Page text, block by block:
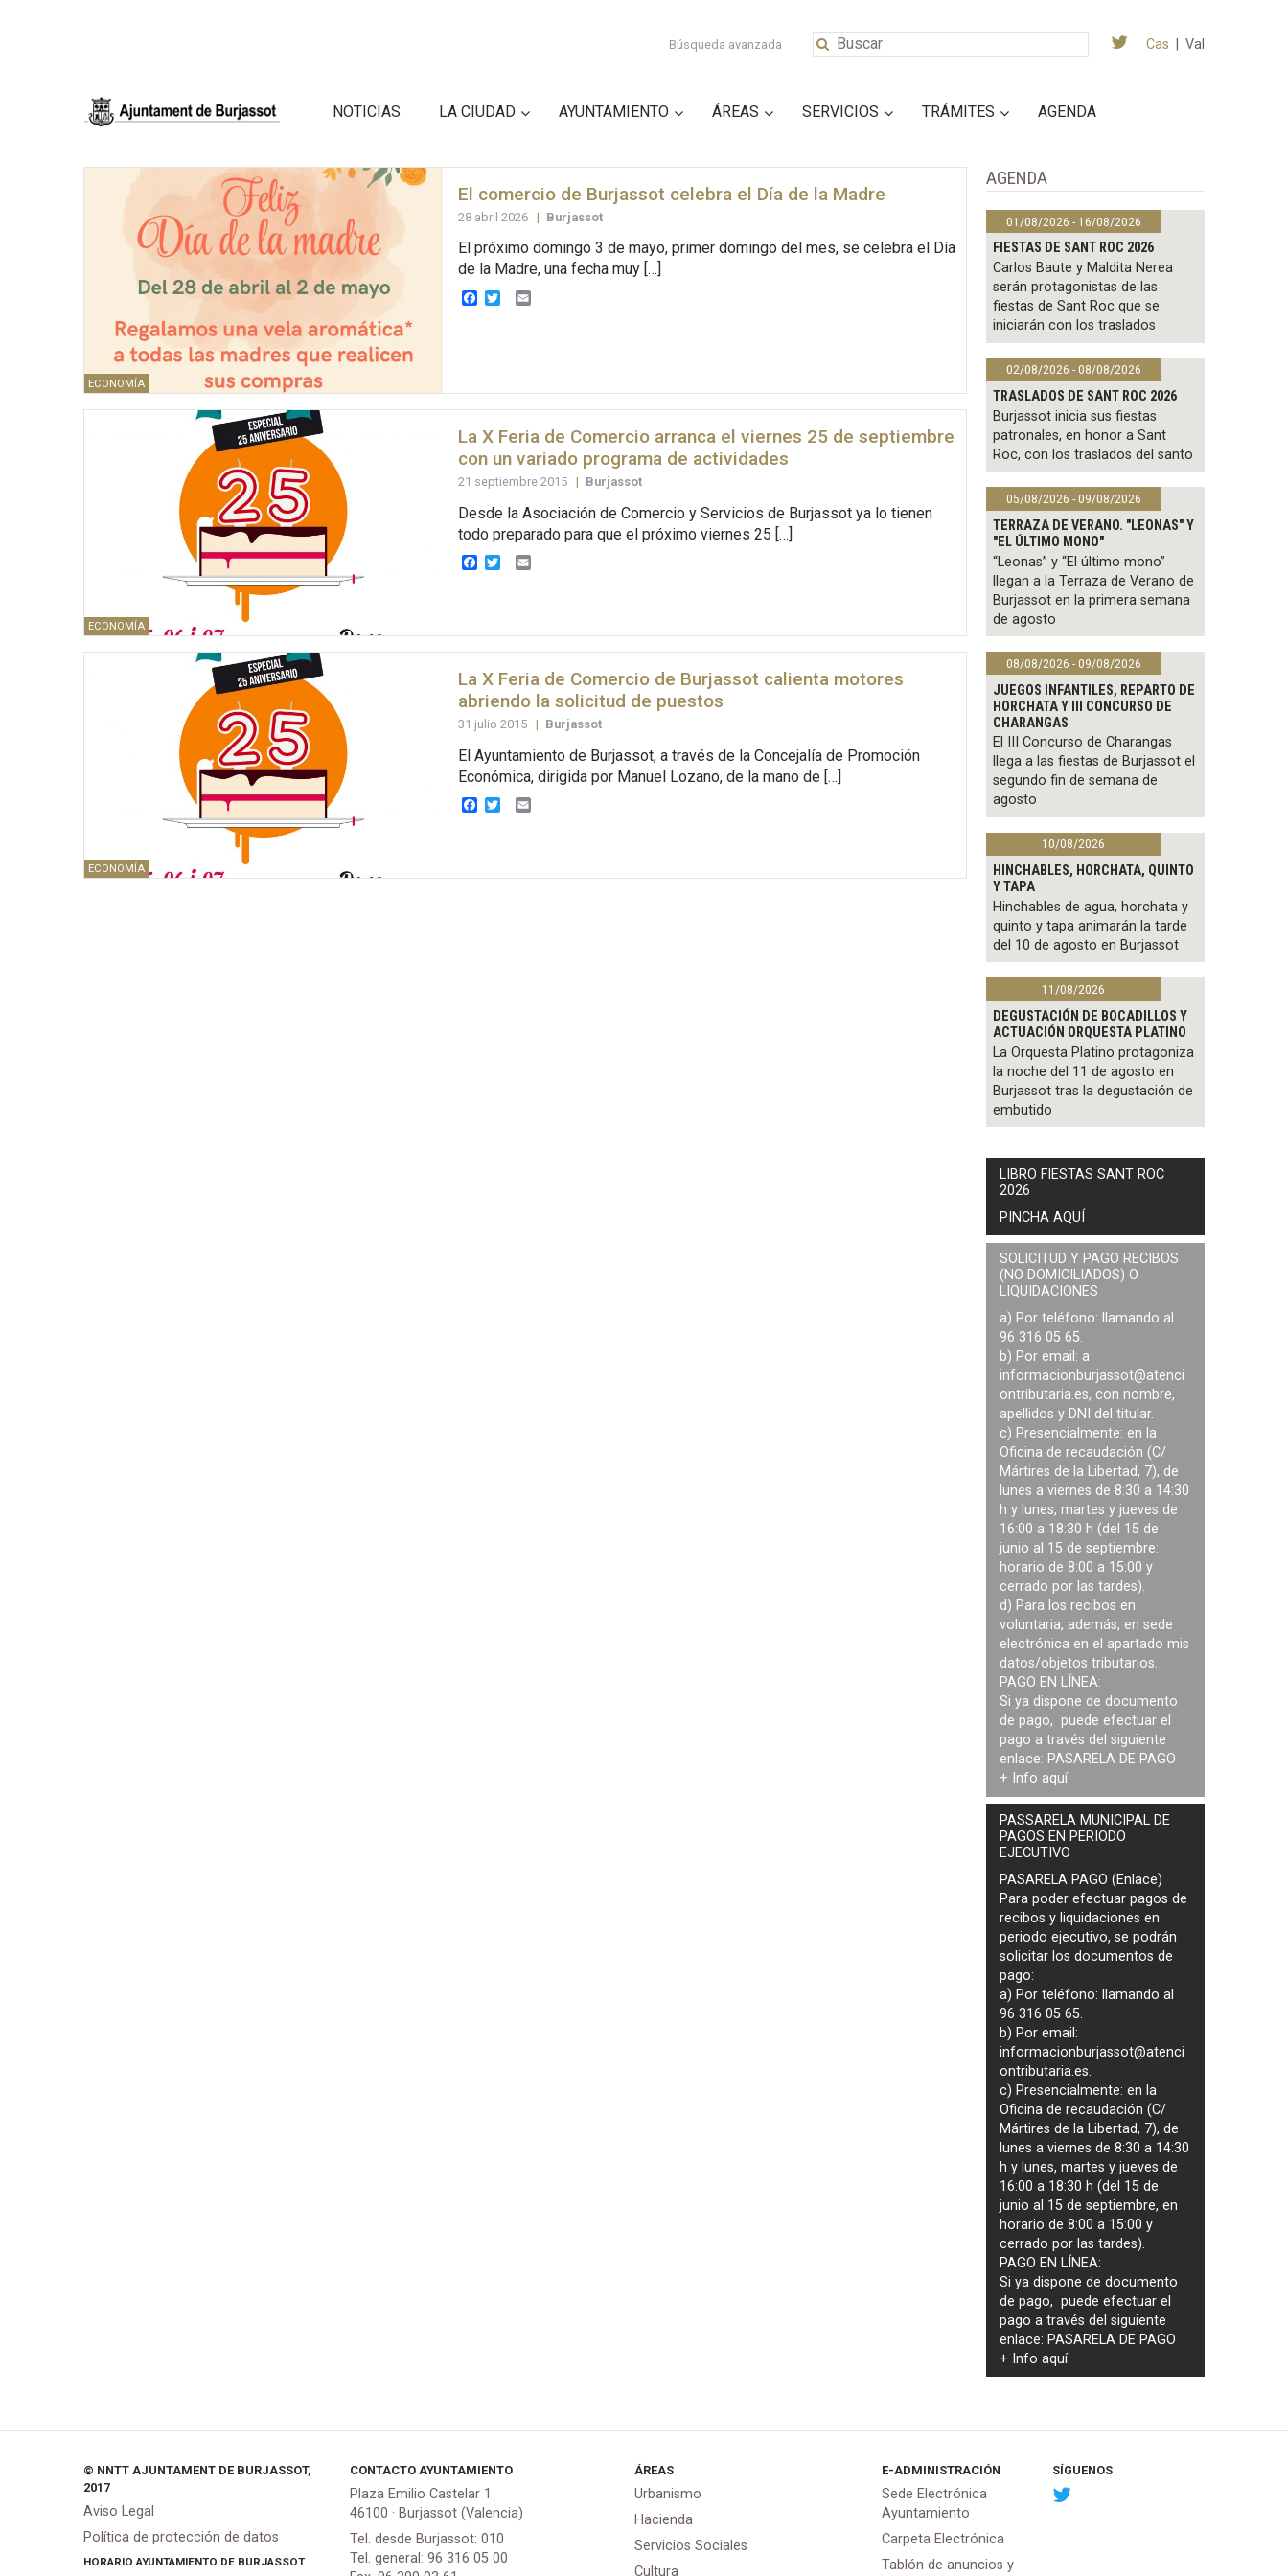
Búsqueda avanzada Cas Val
NOTICIAS LA CIUDAD AYUNTAMIENTO ÁREAS SERVICIOS TRÁMITES AGENDA
ECONOMÍA
El comercio de Burjassot celebra el Día de la Madre
28 abril 2026 | Burjassot
El próximo domingo 3 de mayo, primer domingo del mes, se celebra el Día
de la Madre, una fecha muy […]
Facebook
TwitterEmail
ECONOMÍA
La X Feria de Comercio arranca el viernes 25 de septiembre
con un variado programa de actividades
21 septiembre 2015 | Burjassot
Desde la Asociación de Comercio y Servicios de Burjassot ya lo tienen
todo preparado para que el próximo viernes 25 […]
Facebook
TwitterEmail
ECONOMÍA
La X Feria de Comercio de Burjassot calienta motores
abriendo la solicitud de puestos
31 julio 2015 | Burjassot
El Ayuntamiento de Burjassot, a través de la Concejalía de Promoción
Económica, dirigida por Manuel Lozano, de la mano de […]
Facebook
TwitterEmail
AGENDA
01/08/2026 - 16/08/2026
FIESTAS DE SANT ROC 2026
Carlos Baute y Maldita Nerea
serán protagonistas de las
fiestas de Sant Roc que se
iniciarán con los traslados
02/08/2026 - 08/08/2026
TRASLADOS DE SANT ROC 2026
Burjassot inicia sus fiestas
patronales, en honor a Sant
Roc, con los traslados del santo
05/08/2026 - 09/08/2026
TERRAZA DE VERANO. "LEONAS" Y
"EL ÚLTIMO MONO"
“Leonas” y “El último mono”
llegan a la Terraza de Verano de
Burjassot en la primera semana
de agosto
08/08/2026 - 09/08/2026
JUEGOS INFANTILES, REPARTO DE
HORCHATA Y III CONCURSO DE
CHARANGAS
El III Concurso de Charangas
llega a las fiestas de Burjassot el
segundo fin de semana de
agosto
10/08/2026
HINCHABLES, HORCHATA, QUINTO
Y TAPA
Hinchables de agua, horchata y
quinto y tapa animarán la tarde
del 10 de agosto en Burjassot
11/08/2026
DEGUSTACIÓN DE BOCADILLOS Y
ACTUACIÓN ORQUESTA PLATINO
La Orquesta Platino protagoniza
la noche del 11 de agosto en
Burjassot tras la degustación de
embutido
LIBRO FIESTAS SANT ROC
2026
PINCHA AQUÍ
SOLICITUD Y PAGO RECIBOS
(NO DOMICILIADOS) O
LIQUIDACIONES
a) Por teléfono: llamando al
96 316 05 65.
b) Por email: a
informacionburjassot@atenci
ontributaria.es, con nombre,
apellidos y DNI del titular.
c) Presencialmente: en la
Oficina de recaudación (C/
Mártires de la Libertad, 7), de
lunes a viernes de 8:30 a 14:30
h y lunes, martes y jueves de
16:00 a 18:30 h (del 15 de
junio al 15 de septiembre:
horario de 8:00 a 15:00 y
cerrado por las tardes).
d) Para los recibos en
voluntaria, además, en sede
electrónica en el apartado mis
datos/objetos tributarios.
PAGO EN LÍNEA:
Si ya dispone de documento
de pago, puede efectuar el
pago a través del siguiente
enlace: PASARELA DE PAGO
+ Info aquí.
PASSARELA MUNICIPAL DE
PAGOS EN PERIODO
EJECUTIVO
PASARELA PAGO (Enlace)
Para poder efectuar pagos de
recibos y liquidaciones en
periodo ejecutivo, se podrán
solicitar los documentos de
pago:
a) Por teléfono: llamando al
96 316 05 65.
b) Por email:
informacionburjassot@atenci
ontributaria.es.
c) Presencialmente: en la
Oficina de recaudación (C/
Mártires de la Libertad, 7), de
lunes a viernes de 8:30 a 14:30
h y lunes, martes y jueves de
16:00 a 18:30 h (del 15 de
junio al 15 de septiembre, en
horario de 8:00 a 15:00 y
cerrado por las tardes).
PAGO EN LÍNEA:
Si ya dispone de documento
de pago, puede efectuar el
pago a través del siguiente
enlace: PASARELA DE PAGO
+ Infoaquí.
© NNTT AJUNTAMENT DE BURJASSOT,
2017
Aviso Legal
Política de protección de datos
HORARIO AYUNTAMIENTO DE BURJASSOT
CONTACTO AYUNTAMIENTO
Plaza Emilio Castelar 1
46100 · Burjassot (Valencia)
Tel. desde Burjassot: 010
Tel. general: 96 316 05 00
ÁREAS
Urbanismo
Hacienda
Servicios Sociales
Cultura
E-ADMINISTRACIÓN
Sede Electrónica
Ayuntamiento
Carpeta Electrónica
Tablón de anuncios y
SÍGUENOS